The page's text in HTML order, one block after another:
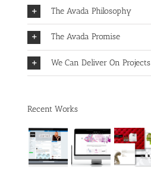
The Avada Philosophy
The Avada Promise
We Can Deliver On Projects
Recent Works